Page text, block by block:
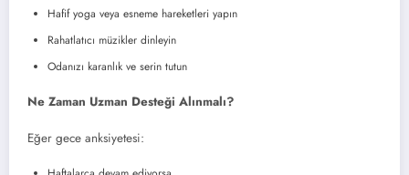
Hafif yoga veya esneme hareketleri yapın
Rahatlatıcı müzikler dinleyin
Odanızı karanlık ve serin tutun
Ne Zaman Uzman Desteği Alınmalı?
Eğer gece anksiyetesi: